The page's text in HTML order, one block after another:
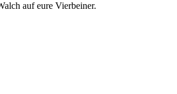
auf eure Vierbeiner.